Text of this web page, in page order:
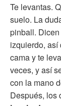
Te levantas.
suelo. La
pinball.
izquierdo, así
cama y te
veces, y así
con la mano
Después, los